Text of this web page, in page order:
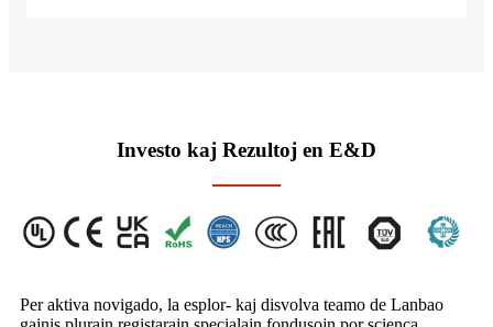
Investo kaj Rezultoj en E&D
Per aktiva novigado, la esplor- kaj disvolva teamo de Lanbao